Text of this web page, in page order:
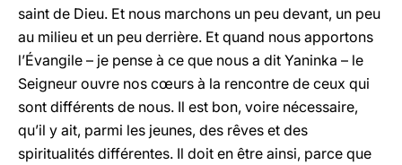
saint de Dieu. Et nous marchons un peu devant, un peu
au milieu et un peu derrière. Et quand nous apportons
l’Évangile – je pense à ce que nous a dit Yaninka – le
Seigneur ouvre nos cœurs à la rencontre de ceux qui
sont différents de nous. Il est bon, voire nécessaire,
qu’il y ait, parmi les jeunes, des rêves et des
spiritualités différentes. Il doit en être ainsi, parce que